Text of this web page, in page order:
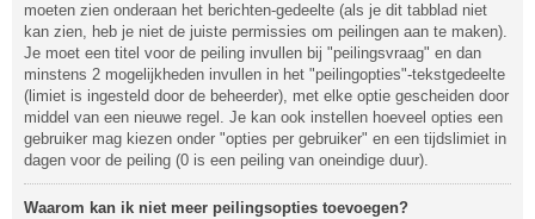
moeten zien onderaan het berichten-gedeelte (als je dit tabblad niet
kan zien, heb je niet de juiste permissies om peilingen aan te maken).
Je moet een titel voor de peiling invullen bij "peilingsvraag" en dan
minstens 2 mogelijkheden invullen in het "peilingopties"-tekstgedeelte
(limiet is ingesteld door de beheerder), met elke optie gescheiden door
middel van een nieuwe regel. Je kan ook instellen hoeveel opties een
gebruiker mag kiezen onder "opties per gebruiker" en een tijdslimiet in
dagen voor de peiling (0 is een peiling van oneindige duur).
Waarom kan ik niet meer peilingsopties toevoegen?